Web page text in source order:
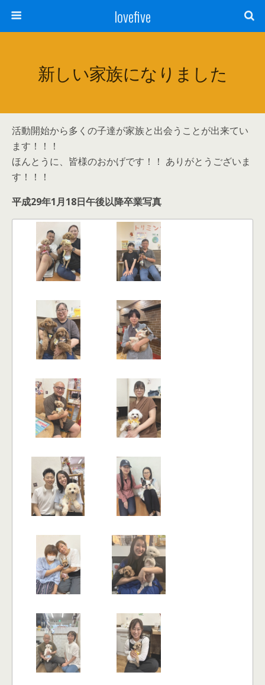
lovefive
新しい家族になりました
活動開始から多くの子達が家族と出会うことが出来てい
ます！！！
ほんとうに、皆様のおかげです！！ ありがとうございま
す！！！
平成29年1月18日午後以降卒業写真